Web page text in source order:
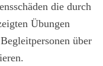
die durch
Übungen
über